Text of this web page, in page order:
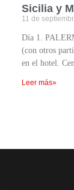
Sicilia y
11 de
Día 1.
(con otros
en el hotel.
Leer más»